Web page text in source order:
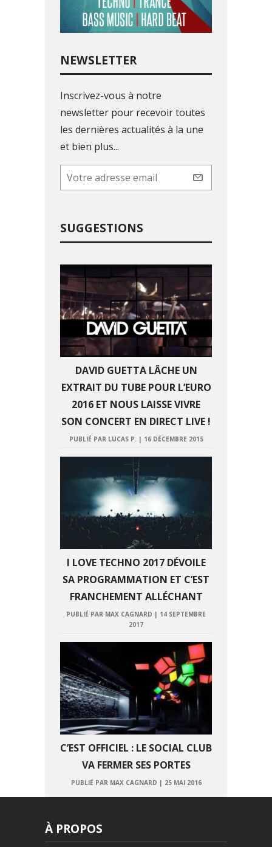
NEWSLETTER
Inscrivez-vous à notre
newsletter pour recevoir toutes
les dernières actualités à la une
et bien plus...
SUGGESTIONS
DAVID GUETTA LÂCHE UN
EXTRAIT DU TUBE POUR L’EURO
2016 ET NOUS LAISSE VIVRE
SON CONCERT EN DIRECT LIVE !
PUBLIÉ PAR LUCAS P.| 16 DÉCEMBRE 2015
I LOVE TECHNO 2017 DÉVOILE
SA PROGRAMMATION ET C’EST
FRANCHEMENT ALLÉCHANT
PUBLIÉ PAR MAX CAGNARD | 14 SEPTEMBRE
2017
C’EST OFFICIEL : LE SOCIAL CLUB
VA FERMER SES PORTES
PUBLIÉ PAR MAX CAGNARD | 25 MAI 2016
À PROPOS